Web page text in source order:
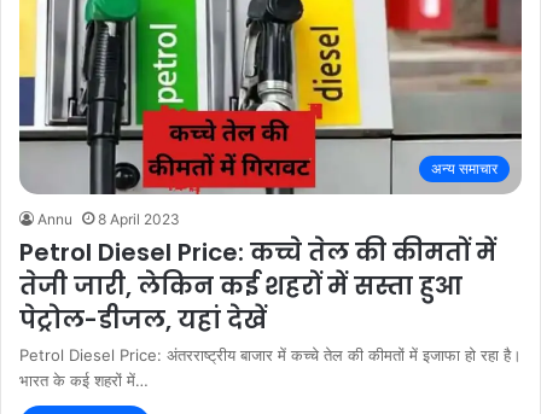
अन्य समाचार
Annu 8 April 2023
Petrol Diesel Price: कच्चे तेल की कीमतों में
तेजी जारी, लेकिन कई शहरों में सस्ता हुआ
पेट्रोल-डीजल, यहां देखें
Petrol Diesel Price: अंतरराष्ट्रीय बाजार में कच्चे तेल की कीमतों में इजाफा हो रहा है।
भारत के कई शहरों में…